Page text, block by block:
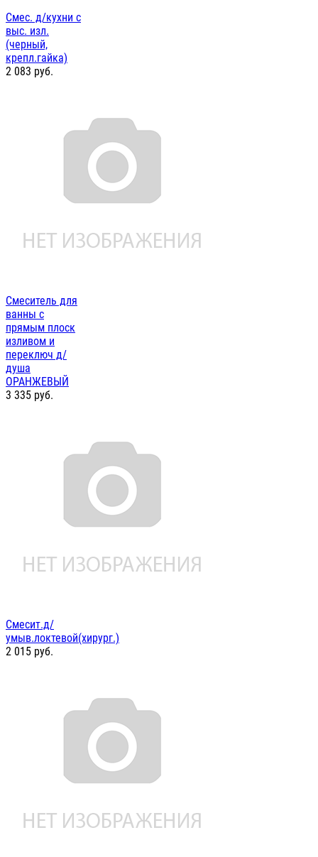
Смес. д/кухни с
выс. изл.
(черный,
крепл.гайка)
2 083 руб.
Смеситель для
ванны с
прямым плоск
изливом и
переключ д/
душа
ОРАНЖЕВЫЙ
3 335 руб.
Смесит.д/
умыв.локтевой(хирург.)
2 015 руб.